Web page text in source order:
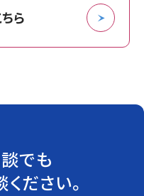
ら
でも
ださい。